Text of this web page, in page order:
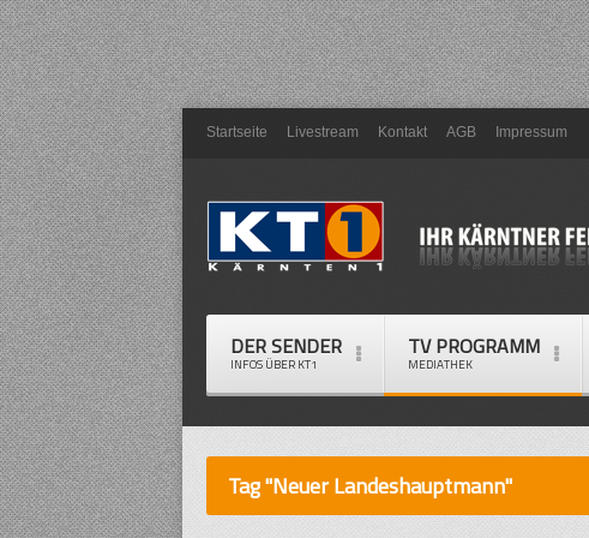
Startseite Livestream Kontakt AGB Impressum
DER SENDER
INFOS ÜBER KT1
TV PROGRAMM
MEDIATHEK
Tag "Neuer Landeshauptmann"